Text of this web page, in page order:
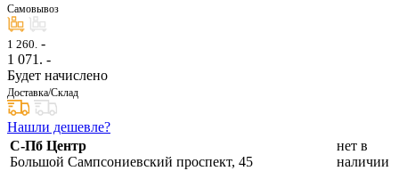
Самовывоз
1 260. -
1 071 . -
Будет начислено
Доставка/Склад
Нашли дешевле?
С-Пб Центр
Большой Сампсониевский проспект, 45
нет в
наличии